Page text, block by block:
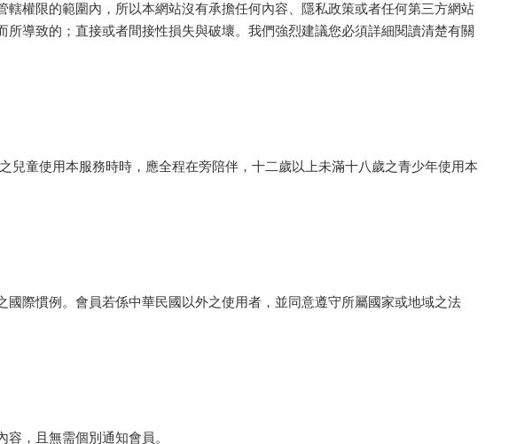
權限的範圍內，所以本網站沒有承擔任何內容、隱私政策或者任何第三方網站
導致的；直接或者間接性損失與破壞。我們強烈建議您必須詳細閱讀清楚有關
童使用本服務時時，應全程在旁陪伴，十二歲以上未滿十八歲之青少年使用本
際慣例。會員若係中華民國以外之使用者，並同意遵守所屬國家或地域之法
，且無需個別通知會員。